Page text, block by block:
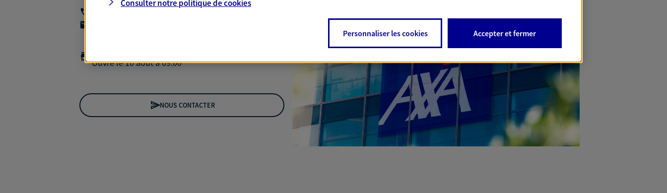
Ouvre le 10 août à 09:00
NOUS CONTACTER
Consulter notre politique decookies
Personnaliser les cookies Accepter et fermer